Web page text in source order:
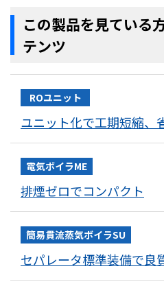
この製品を見ている
テンツ
ROユニット
ユニット化で工期短縮、
電気ボイラME
排煙ゼロでコンパクト
簡易貫流蒸気ボイラSU
セパレータ標準装備で良